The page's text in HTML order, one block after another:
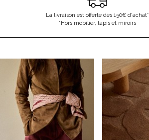
La livraison est offerte dès 150€ d'achat*
*Hors mobilier, tapis et miroirs